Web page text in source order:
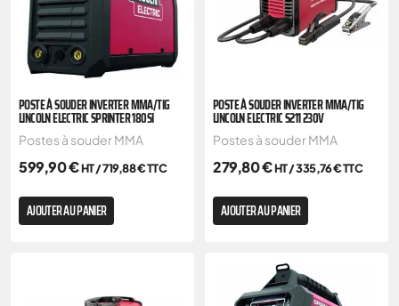
POSTE À SOUDER INVERTER MMA/TIG
LINCOLN ELECTRIC SPRINTER 180SI
Postes à souder MMA
599,90€HT /719,88€TTC
AJOUTER AU PANIER
POSTE À SOUDER INVERTER MMA/TIG
LINCOLN ELECTRIC S211 230V
Postes à souder MMA
279,80€HT /335,76€TTC
AJOUTER AU PANIER